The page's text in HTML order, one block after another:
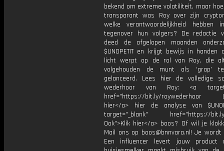
bekend om extreme volatiliteit, maar
transparant was Roy over zijn
welke verantwoordelijkheid hebben
tegenover hun volgers? De redactie
deed de afgelopen maanden
$UNOPETIT en krijgt bewijs in handen
licht werpt op de rol van Roy, die
volgehouden de munt als ‘grap’
gelanceerd. Lees hier de volledige
wederhoor van Roy: <a
href="https://bit.ly/roywederhoor
hier</a> hier de analyse van
target="_blank" href="https://
Ook">Klik hier</a> boos? Of wil je
Mail ons op boos@bnnvara.nl! Je wordt
Een influencer levert jouw product